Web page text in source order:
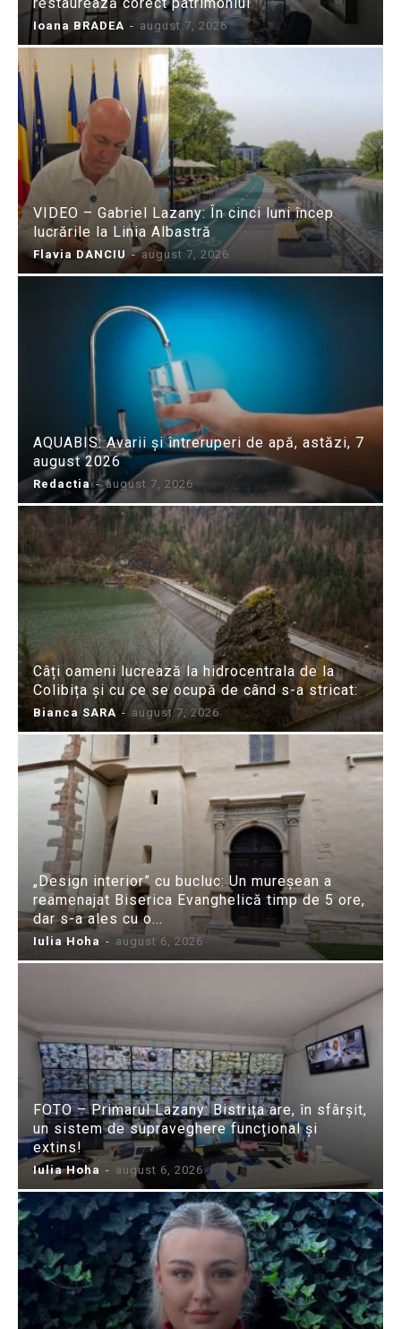
Ioana BRADEA - august 7, 2026
VIDEO – Gabriel Lazany: În cinci luni încep
lucrările la Linia Albastră
Flavia DANCIU - august 7, 2026
AQUABIS: Avarii și întreruperi de apă, astăzi, 7
august 2026
Redactia - august 7, 2026
Câți oameni lucrează la hidrocentrala de la
Colibița și cu ce se ocupă de când s-a stricat:
Bianca SARA - august 7, 2026
„Design interior” cu bucluc: Un mureșean a
reamenajat Biserica Evanghelică timp de 5 ore,
dar s-a ales cu o...
Iulia Hoha - august 6, 2026
FOTO – Primarul Lazany: Bistrița are, în sfârșit,
un sistem de supraveghere funcțional și
extins!
Iulia Hoha - august 6, 2026